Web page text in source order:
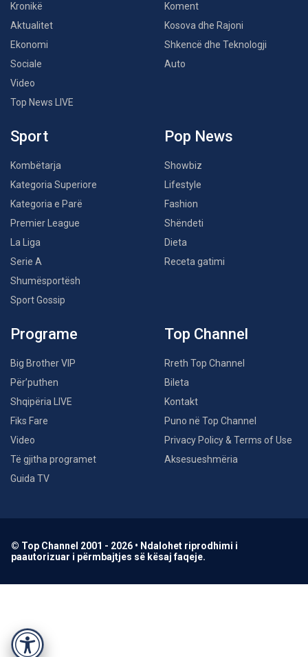
Kronikë
Aktualitet
Ekonomi
Sociale
Video
Top News LIVE
Koment
Kosova dhe Rajoni
Shkencë dhe Teknologji
Auto
Sport
Kombëtarja
Kategoria Superiore
Kategoria e Parë
Premier League
La Liga
Serie A
Shumësportësh
Sport Gossip
Pop News
Showbiz
Lifestyle
Fashion
Shëndeti
Dieta
Receta gatimi
Programe
Big Brother VIP
Për’puthen
Shqipëria LIVE
Fiks Fare
Video
Të gjitha programet
Guida TV
Top Channel
Rreth Top Channel
Bileta
Kontakt
Puno në Top Channel
Privacy Policy & Terms of Use
Aksesueshmëria
© Top Channel 2001 - 2026 • Ndalohet riprodhimi i
paautorizuar i përmbajtjes së kësaj faqeje.